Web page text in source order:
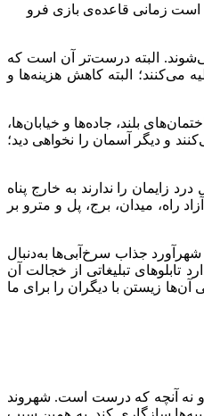
است زمانی قاعده‌ی بازی فرو
البته درست‌تر آن است که
می‌کنند؛ البته کاهش هزینه‌ها و
بلند، جاده‌ها و خیابان‌ها،
و دیگر آسمان را نخواهی دید؛
زایمان را ندارند به خارج پناه
راه، میدان، برج، پل و مترو بر
جذاب سرخ‌آبی‌ها به‌دنبال
تبلیغاتی از خجالت آن
زیستن با دیگران را برای ما
و نه آنچه که درست است. شهروند